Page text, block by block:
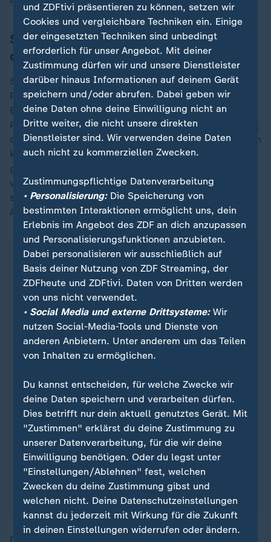
Schenderlein sieht große Aufwertung
des Sports
Schenderlein warb für die anstehende Spitzensport-
Reform und auch für die Unterstützung der
Bevölkerung für eine deutsche Olympiabewerbung. In
Paris habe man die Kraft der Spiele gesehen und auch,
dass Olympische Spiele im Herzen von Europa toll sein
könnten. Es würde einen "Boost geben für das
gesamte Land" und bei der Fußball-EM im
vergangenen Jahr habe man gesehen, wie schön es
sei, mal wieder Gastgeber zu sein und Athleten und
Athletinnen aus vielen Ländern willkommen zu heißen.
Erstmals Staatsminister Sport
Das plant die künftige Koalition für
den Sport
Schwarz-Rot plant erstmals einen Staatsminister
für Sport, der Spitzensport soll effizienter
gefördert werden. Eine Olympiabewerbung wird
nachdrücklich unterstützt.
und ZDFtivi präsentieren zu können, setzen wir
Cookies und vergleichbare Techniken ein. Einige
der eingesetzten Techniken sind unbedingt
erforderlich für unser Angebot. Mit deiner
Zustimmung dürfen wir und unsere Dienstleister
darüber hinaus Informationen auf deinem Gerät
speichern und/oder abrufen. Dabei geben wir
deine Daten ohne deine Einwilligung nicht an
Dritte weiter, die nicht unsere direkten
Dienstleister sind. Wir verwenden deine Daten
auch nicht zu kommerziellen Zwecken.
Zustimmungspflichtige Datenverarbeitung
• Personalisierung:Die Speicherung von
bestimmten Interaktionen ermöglicht uns, dein
Erlebnis im Angebot des ZDF an dich anzupassen
und Personalisierungsfunktionen anzubieten.
Dabei personalisieren wir ausschließlich auf
Basis deiner Nutzung von ZDF Streaming, der
ZDFheute und ZDFtivi. Daten von Dritten werden
von uns nicht verwendet.
• Social Media und externe Drittsysteme:Wir
nutzen Social-Media-Tools und Dienste von
anderen Anbietern. Unter anderem um das Teilen
von Inhalten zu ermöglichen.
Du kannst entscheiden, für welche Zwecke wir
deine Daten speichern und verarbeiten dürfen.
Dies betrifft nur dein aktuell genutztes Gerät. Mit
"Zustimmen" erklärst du deine Zustimmung zu
unserer Datenverarbeitung, für die wir deine
Einwilligung benötigen. Oder du legst unter
"Einstellungen/Ablehnen" fest, welchen
Zwecken du deine Zustimmung gibst und
welchen nicht. Deine Datenschutzeinstellungen
kannst du jederzeit mit Wirkung für die Zukunft
in deinen Einstellungen widerrufen oder ändern.